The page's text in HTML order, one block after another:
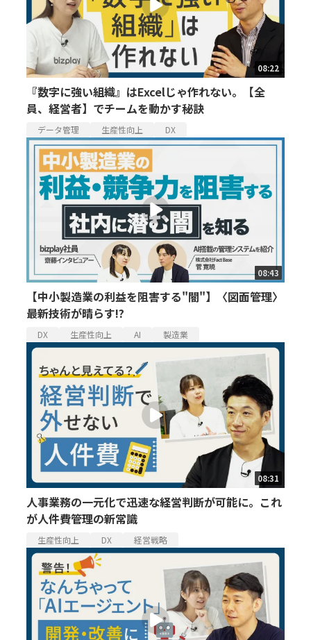
08:22
『数字に強い組織』はExcelじゃ作れない。【全
員、経営者】でチームを動かす秘訣
データ管理 生産性向上 DX
08:43
【中小製造業の利益を阻害する"闇"】〈図面管理〉
最新技術が晴らす!?
DX 生産性向上 AI 製造業
08:31
人事業務の一元化で迅速な経営判断が可能に。これ
が人件費管理の新常識
生産性向上 DX 経営戦略